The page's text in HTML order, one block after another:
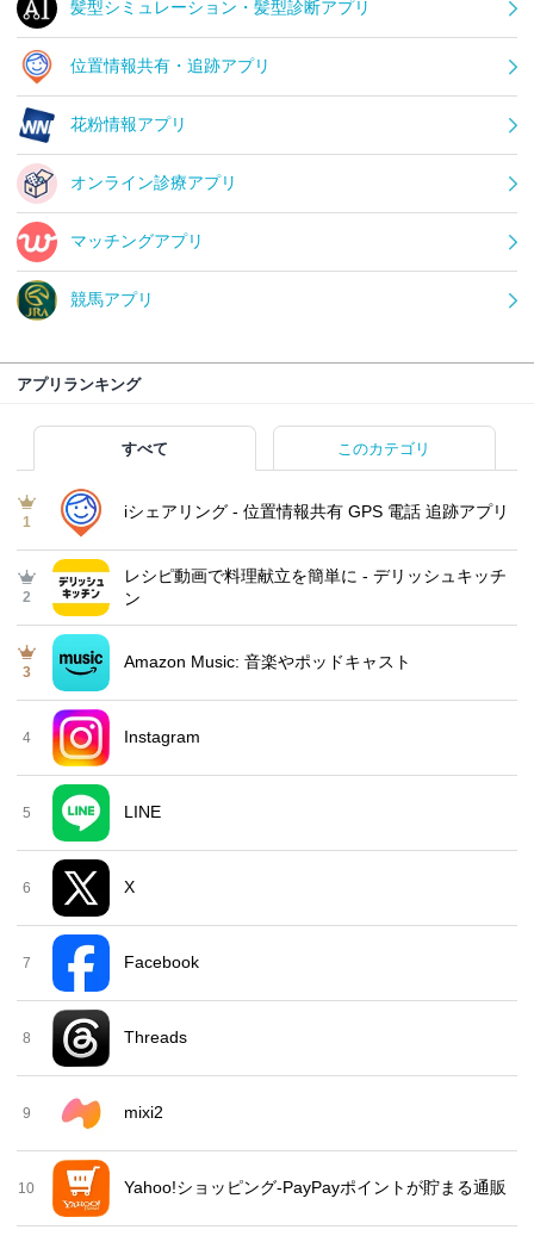
髪型シミュレーション・髪型診断アプリ
位置情報共有・追跡アプリ
花粉情報アプリ
オンライン診療アプリ
マッチングアプリ
競馬アプリ
アプリランキング
すべて このカテゴリ
1
iシェアリング - 位置情報共有 GPS 電話 追跡アプリ
2
レシピ動画で料理献立を簡単‪に - デリッシュキッチ
ン
3
Amazon Music: 音楽やポッドキャスト
4 Instagram
5 LINE
6 X
7 Facebook
8 Threads
9 mixi2
10 Yahoo!ショッピング-PayPayポイントが貯まる通販